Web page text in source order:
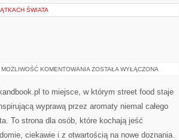
ŚWIATA
MOŻLIWOŚĆ KOMENTOWANIA INNE
ZOSTAŁA WYŁĄCZONA
to miejsce, w którym street food staje
wyprawą przez aromaty niemal całego
To strona dla osób, które kochają jeść
ciekawie i z otwartością na nowe doznania.